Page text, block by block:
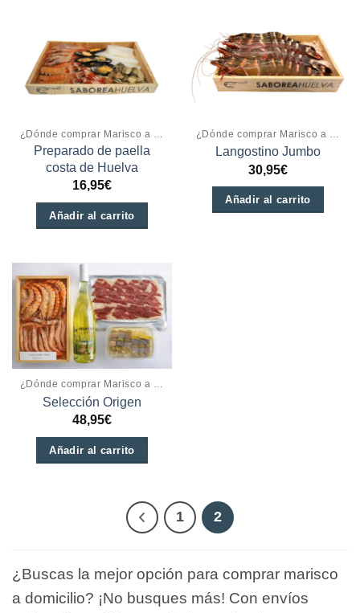
Preparado de paella
costa de Huelva
16,95€
Añadir al carrito
Langostino Jumbo
30,95€
Añadir al carrito
¿Dónde comprar Marisco a domicilio online?
Selección Origen
48,95€
Añadir al carrito
1 2
¿Buscas la mejor opción para comprar marisco
a domicilio? ¡No busques más! Con envíos